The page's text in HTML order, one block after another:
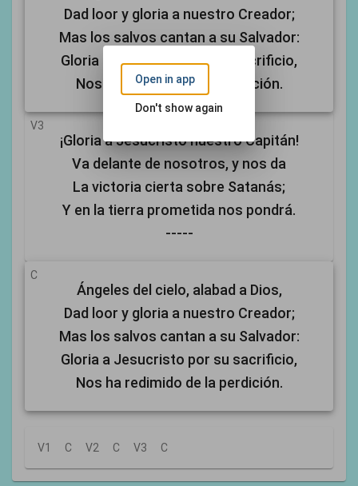
Dad loor y gloria a nuestro Creador;
Mas los salvos cantan a su Salvador:
Gloria a Jesucristo por su sacrificio,
Nos ha redimido de la perdición.
V3
¡Gloria a Jesucristo nuestro Capitán!
Va delante de nosotros, y nos da
La victoria cierta sobre Satanás;
Y en la tierra prometida nos pondrá.
-----
C
Ángeles del cielo, alabad a Dios,
Dad loor y gloria a nuestro Creador;
Mas los salvos cantan a su Salvador:
Gloria a Jesucristo por su sacrificio,
Nos ha redimido de la perdición.
V1 C V2 C V3 C
Open in app
Don't show again